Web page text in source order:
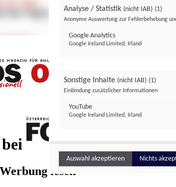
FONDS professionell
lesen
Analyse / Statistik (nicht IAB) (1)
Anonyme Auswertung zur Fehlerbehebung
Google Analytics
Google Ireland Limited, Irland
Sonstige Inhalte (nicht IAB) (1)
Einbindung zusätzlicher Informationen
YouTube
Google Ireland Limited, Irland
Auswahl akzeptieren Nichts